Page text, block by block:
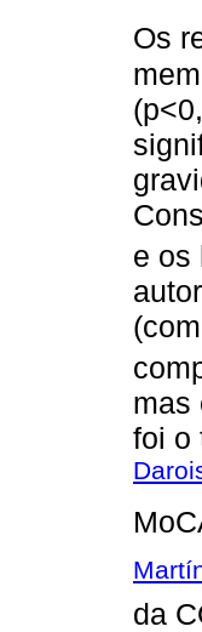
Os
e os
mas
foi o
da